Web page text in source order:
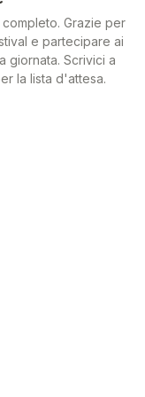
Grazie per
e partecipare ai
giornata. Scrivici a
la lista d'attesa.